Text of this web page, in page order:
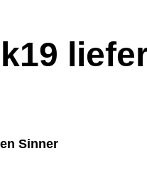
Sinner